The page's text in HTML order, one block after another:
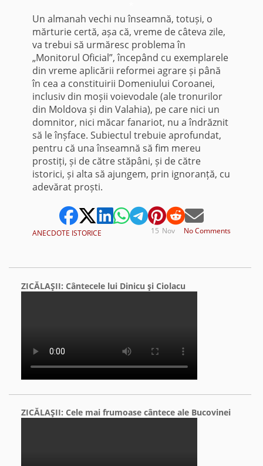
Un almanah vechi nu înseamnă, totuși, o
mărturie certă, așa că, vreme de câteva zile,
va trebui să urmăresc problema în
„Monitorul Oficial”, începând cu exemplarele
din vreme aplicării reformei agrare și până
în cea a constituirii Domeniului Coroanei,
inclusiv din moșii voievodale (ale tronurilor
din Moldova și din Valahia), pe care nici un
domnitor, nici măcar fanariot, nu a îndrăznit
să le înșface. Subiectul trebuie aprofundat,
pentru că una înseamnă să fim mereu
prostiți, și de către stăpâni, și de către
istorici, și alta să ajungem, prin ignoranță, cu
adevărat proști.
ANECDOTE ISTORICE No Comments
Nov
15
ZICĂLAŞII: Cântecele lui Dinicu şi Ciolacu
ZICĂLAŞII: Cele mai frumoase cântece ale Bucovinei